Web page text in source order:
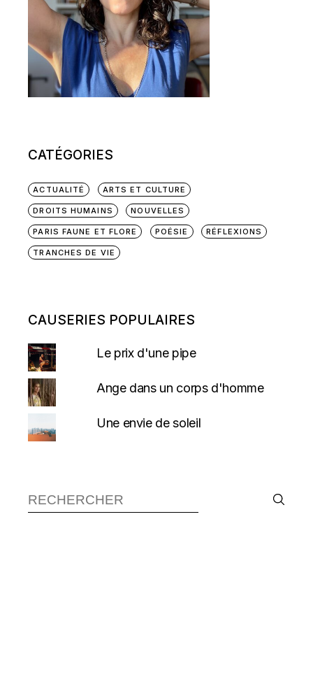
CATÉGORIES
ACTUALITÉ ARTS ET CULTURE
DROITS HUMAINS NOUVELLES
PARIS FAUNE ET FLORE POÉSIE RÉFLEXIONS
TRANCHES DE VIE
CAUSERIES POPULAIRES
Le prix d'une pipe
Ange dans un corps d'homme
Une envie de soleil
Recherche :